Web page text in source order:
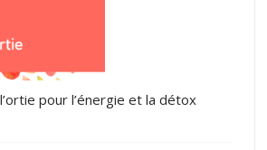
pour l’énergie et la détox